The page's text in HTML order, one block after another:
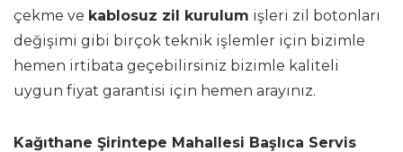
çekme ve kablosuz zil kurulum işleri zil botonları
değişimi gibi birçok teknik işlemler için bizimle
hemen irtibata geçebilirsiniz bizimle kaliteli
uygun fiyat garantisi için hemen arayınız.
Kağıthane Şirintepe Mahallesi Başlıca Servis